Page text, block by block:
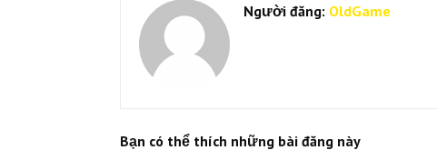
Người đăng: OldGame
Bạn có thể thích những bài đăng này